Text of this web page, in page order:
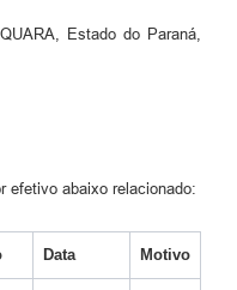
Estado do Paraná,
efetivo abaixo relacionado:
Data Motivo